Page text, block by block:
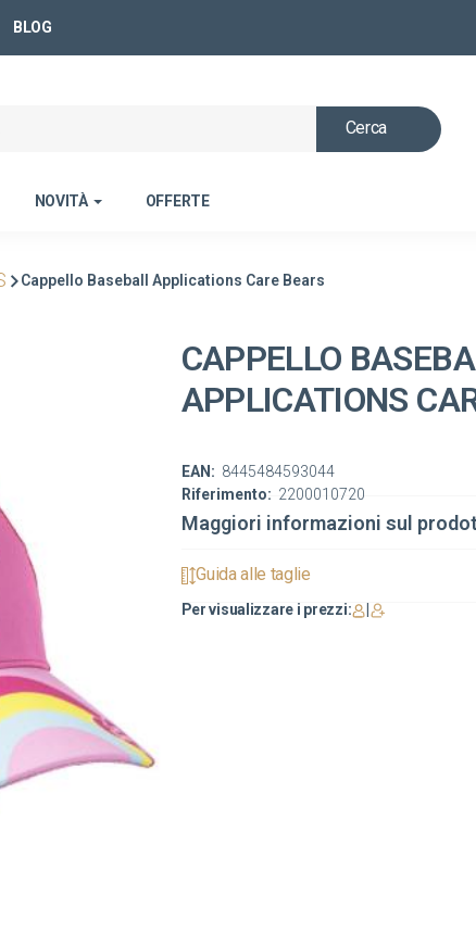
BLOG
Cerca
NOVITÀ OFFERTE
Cappello Baseball Applications Care Bears
CAPPELLO
APPLICATIONS
Riferimento: 2200010720
EAN: 8445484593044
Maggiori informazioni sul
Guida alle taglie
Per visualizzare i prezzi: